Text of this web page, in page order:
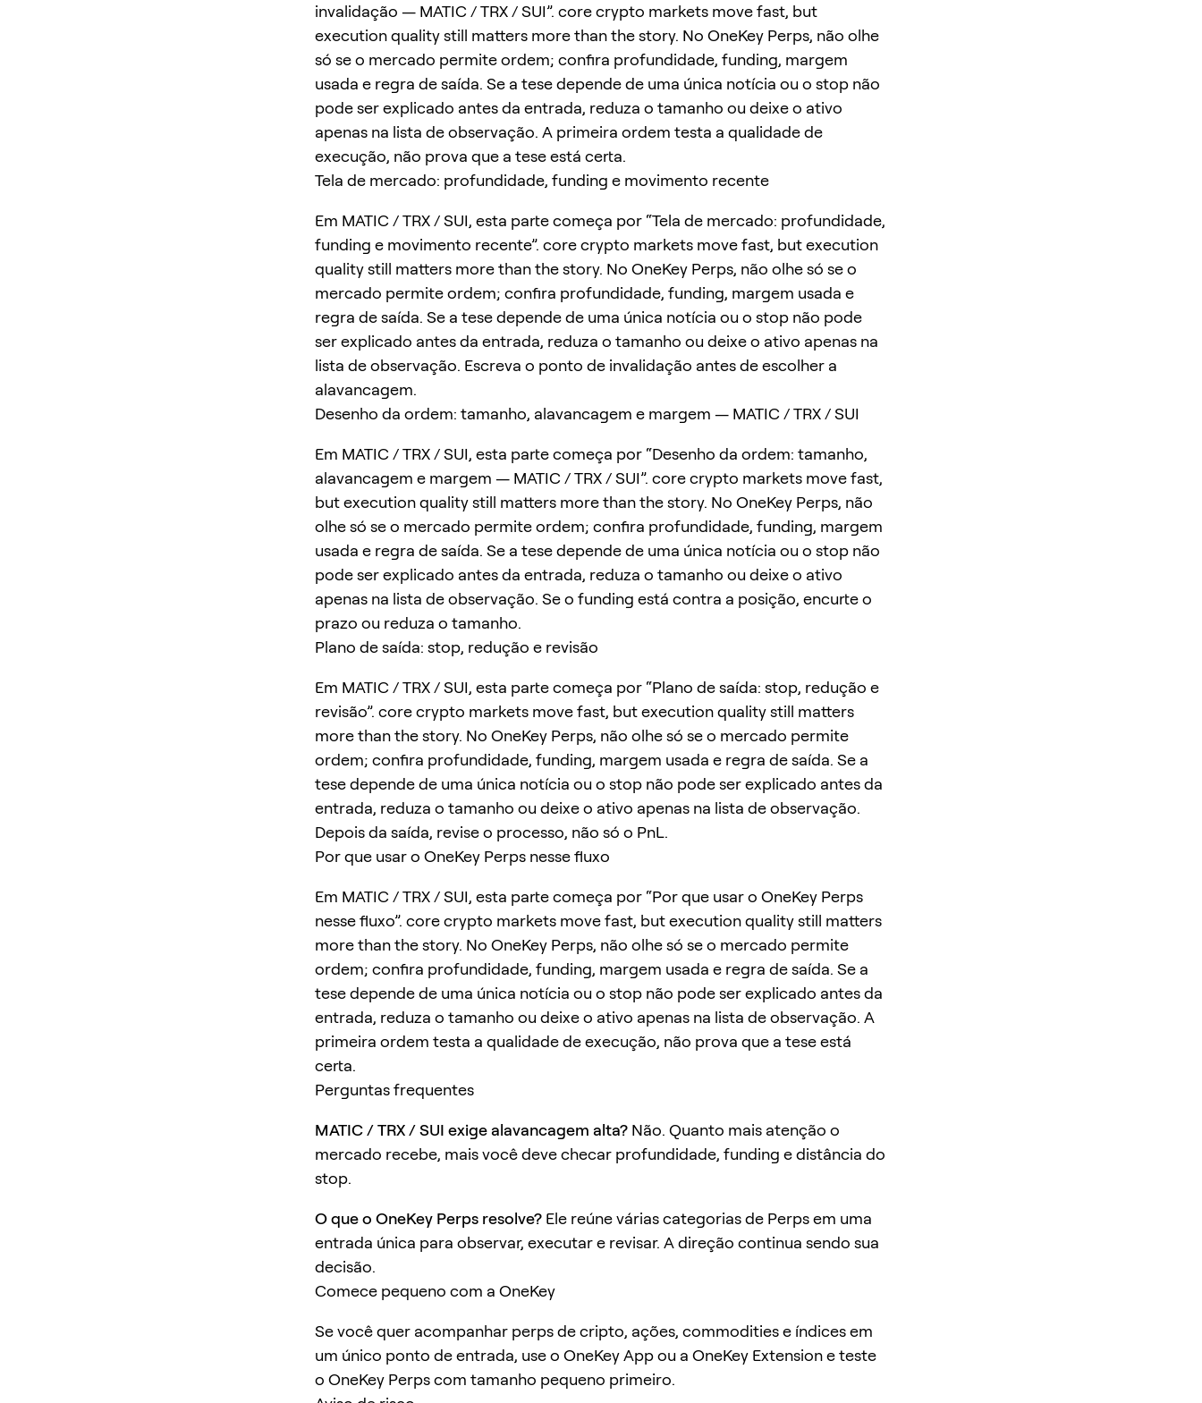
invalidação — MATIC / TRX / SUI”. core crypto markets move fast, but
execution quality still matters more than the story. No OneKey Perps, não olhe
só se o mercado permite ordem; confira profundidade, funding, margem
usada e regra de saída. Se a tese depende de uma única notícia ou o stop não
pode ser explicado antes da entrada, reduza o tamanho ou deixe o ativo
apenas na lista de observação. A primeira ordem testa a qualidade de
execução, não prova que a tese está certa.
Tela de mercado: profundidade, funding e movimento recente
Em MATIC / TRX / SUI, esta parte começa por “Tela de mercado: profundidade,
funding e movimento recente”. core crypto markets move fast, but execution
quality still matters more than the story. No OneKey Perps, não olhe só se o
mercado permite ordem; confira profundidade, funding, margem usada e
regra de saída. Se a tese depende de uma única notícia ou o stop não pode
ser explicado antes da entrada, reduza o tamanho ou deixe o ativo apenas na
lista de observação. Escreva o ponto de invalidação antes de escolher a
alavancagem.
Desenho da ordem: tamanho, alavancagem e margem — MATIC / TRX / SUI
Em MATIC / TRX / SUI, esta parte começa por “Desenho da ordem: tamanho,
alavancagem e margem — MATIC / TRX / SUI”. core crypto markets move fast,
but execution quality still matters more than the story. No OneKey Perps, não
olhe só se o mercado permite ordem; confira profundidade, funding, margem
usada e regra de saída. Se a tese depende de uma única notícia ou o stop não
pode ser explicado antes da entrada, reduza o tamanho ou deixe o ativo
apenas na lista de observação. Se o funding está contra a posição, encurte o
prazo ou reduza o tamanho.
Plano de saída: stop, redução e revisão
Em MATIC / TRX / SUI, esta parte começa por “Plano de saída: stop, redução e
revisão”. core crypto markets move fast, but execution quality still matters
more than the story. No OneKey Perps, não olhe só se o mercado permite
ordem; confira profundidade, funding, margem usada e regra de saída. Se a
tese depende de uma única notícia ou o stop não pode ser explicado antes da
entrada, reduza o tamanho ou deixe o ativo apenas na lista de observação.
Depois da saída, revise o processo, não só o PnL.
Por que usar o OneKey Perps nesse fluxo
Em MATIC / TRX / SUI, esta parte começa por “Por que usar o OneKey Perps
nesse fluxo”. core crypto markets move fast, but execution quality still matters
more than the story. No OneKey Perps, não olhe só se o mercado permite
ordem; confira profundidade, funding, margem usada e regra de saída. Se a
tese depende de uma única notícia ou o stop não pode ser explicado antes da
entrada, reduza o tamanho ou deixe o ativo apenas na lista de observação. A
primeira ordem testa a qualidade de execução, não prova que a tese está
certa.
Perguntas frequentes
MATIC / TRX / SUI exige alavancagem alta? Não. Quanto mais atenção o
mercado recebe, mais você deve checar profundidade, funding e distância do
stop.
O que o OneKey Perps resolve? Ele reúne várias categorias de Perps em uma
entrada única para observar, executar e revisar. A direção continua sendo sua
decisão.
Comece pequeno com a OneKey
Se você quer acompanhar perps de cripto, ações, commodities e índices em
um único ponto de entrada, use o OneKey App ou a OneKey Extension e teste
o OneKey Perps com tamanho pequeno primeiro.